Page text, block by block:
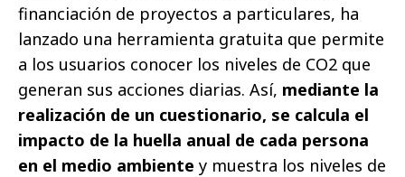
financiación de proyectos a particulares, ha
lanzado una herramienta gratuita que permite
a los usuarios conocer los niveles de CO2 que
generan sus acciones diarias. Así, mediante la
realización de un cuestionario, se calcula el
impacto de la huella anual de cada persona
en el medio ambiente y muestra los niveles de